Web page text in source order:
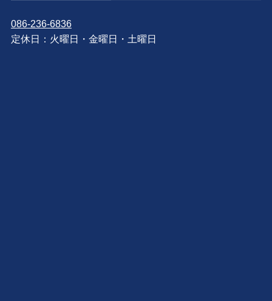
086-236-6836
定休日：火曜日・金曜日・土曜日